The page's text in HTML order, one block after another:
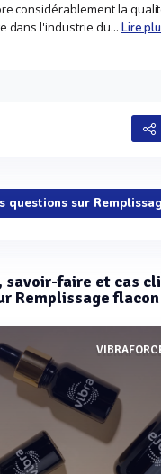
considérablement la
dans l'industrie du... Lire
questions sur
savoir-faire et cas
Remplissage